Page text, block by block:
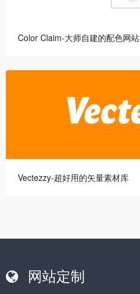
Color Claim-大师自建的配色网站
Vectezzy-超好用的矢量素材库
网站定制